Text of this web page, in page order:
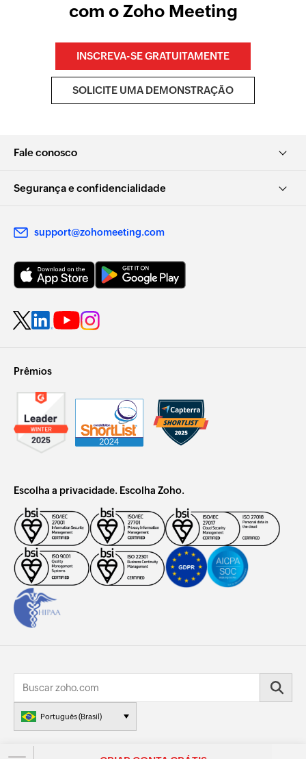
com o Zoho Meeting
INSCREVA-SE GRATUITAMENTE
SOLICITE UMA DEMONSTRAÇÃO
Fale conosco
Segurança e confidencialidade
support@zohomeeting.com
Prêmios
Escolha a privacidade. Escolha Zoho.
Português (Brasil)